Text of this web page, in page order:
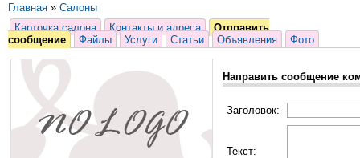
Главная » Салоны
Карточка салона
Контакты и адреса
Отправить
сообщение
Файлы Услуги Статьи Объявления Фото
Направить сообщение
Заголовок:
Текст: